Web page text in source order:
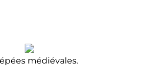
médiévales.